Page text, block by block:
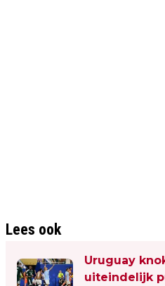
Lees ook
Uruguay
uiteindelijk